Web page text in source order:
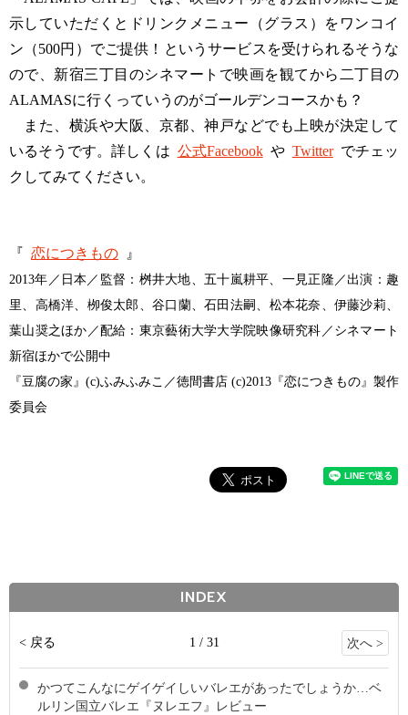
示していただくとドリンクメニュー（グラス）をワンコイ
ン（500円）でご提供！というサービスを受けられるそうな
ので、新宿三丁目のシネマートで映画を観てから二丁目の
ALAMASに行くっていうのがゴールデンコースかも？
また、横浜や大阪、京都、神戸などでも上映が決定して
いるそうです。詳しくは 公式Facebook や Twitter でチェッ
クしてみてください。
『 恋につきもの 』
2013年／日本／監督：桝井大地、五十嵐耕平、一見正隆／出演：趣
里、高橋洋、栁俊太郎、谷口蘭、石田法嗣、松本花奈、伊藤沙莉、
葉山奨之ほか／配給：東京藝術大学大学院映像研究科／シネマート
新宿ほかで公開中
『豆腐の家』(c)ふみふみこ／徳間書店 (c)2013『恋につきもの』製作
委員会
INDEX
< 戻る 1 / 31 次へ >
かつてこんなにゲイゲイしいバレエがあったでしょうか…ベ
ルリン国立バレエ『ヌレエフ』レビュー